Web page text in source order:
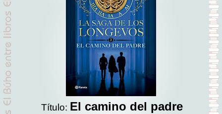
Título: El camino del padre